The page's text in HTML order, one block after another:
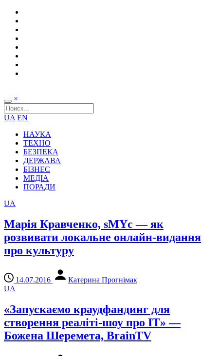
×
UA EN
НАУКА
ТЕХНО
БЕЗПЕКА
ДЕРЖАВА
БІЗНЕС
МЕДІА
ПОРАДИ
UA
Марія Кравченко, sMYc — як
розвивати локальне онлайн-видання
про культуру
14.07.2016
Катерина Прогнімак
UA
«Запускаємо краудфандинг для
створення реаліті-шоу про IT» —
Божена Шеремета, BrainTV